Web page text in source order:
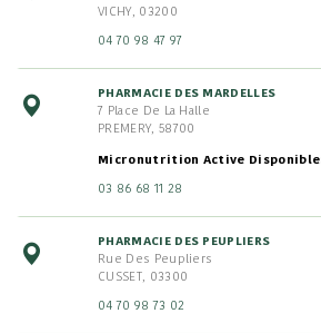
VICHY, 03200
04 70 98 47 97
PHARMACIE DES MARDELLES
7 Place De La Halle
PREMERY, 58700
Micronutrition Active Disponible
03 86 68 11 28
PHARMACIE DES PEUPLIERS
Rue Des Peupliers
CUSSET, 03300
04 70 98 73 02